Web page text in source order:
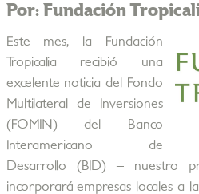
Por: Fundación
Este mes, la Fundación
Tropicalia recibió una
excelente noticia del Fondo
Multilateral de Inversiones
(FOMIN) del Banco
Interamericano de
Desarrollo (BID) – nuestro
incorporará empresas locales a